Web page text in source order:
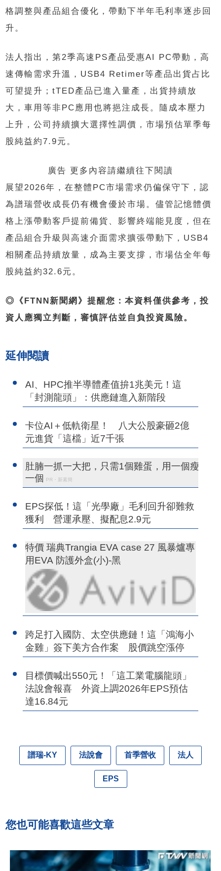
格調整與產品組合優化，帶動下半年毛利率逐步回
升。
法人指出，第2季高速PS產品受惠AI PC帶動，高
速傳輸需求升溫，USB4 Retimer等產品出貨占比
可望提升；tTED產品已進入量產，出貨持續放
大，車用等非PC應用也將挹注成長。隨成本壓力
上升，公司持續擴大選擇性調價，市場預估單季每
股純益約7.9元。
廣告 更多內容請繼續往下閱讀
展望2026年，在整體PC市場需求仍偏保守下，認
為譜瑞營收成長仍有機會優於市場。儘管記憶體價
格上漲帶動客戶提前備貨、影響終端能見度，但在
產品組合升級與高速介面需求擴張帶動下，USB4
相關產品持續放量，成為主要支撐，市場估全年每
股純益約32.6元。
◎《FTNN新聞網》提醒您：本資料僅供參考，投
資人應獨立判斷，審慎評估並自負投資風險。
延伸閱讀
AI、HPC推半導體產值拚1兆美元！這
「封測龍頭」：供應鏈進入新階段
卡位AI＋低軌衛星！ 八大公股豪砸2億
元進貨「這檔」近7千張
肚腩一抓一大把，只需1個雞蛋，用一個瘦
一個
PR・新素簡
EPS探低！這「光學廠」毛利回升卻難救
獲利 營運承壓、擬配息2.9元
特價 瑞典Trangia EVA case 27 風暴爐專
用EVA 防護外盒(小)-黑
跨足打入國防、太空供應鏈！這「鴻海小
金雞」簽下美方合作案 股價跳空漲停
目標價喊出550元！「這工業電腦龍頭」
法說會報喜 外資上調2026年EPS預估
達16.84元
譜瑞-KY 法說會 首季營收 法人
EPS
您也可能喜歡這些文章